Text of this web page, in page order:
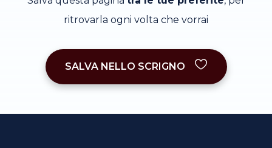
ritrovarla ogni volta che vorrai
SALVA NELLO SCRIGNO